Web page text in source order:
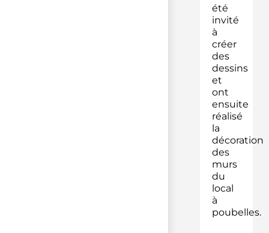
été
invité
à
créer
des
dessins
et
ont
ensuite
réalisé
la
décoration
des
murs
du
local
à
poubelles.